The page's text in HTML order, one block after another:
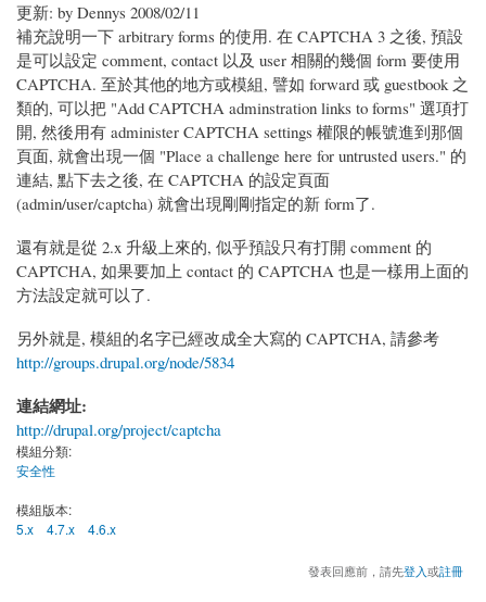
更新: by Dennys 2008/02/11
補充說明一下 arbitrary forms 的使用. 在 CAPTCHA 3 之後, 預設
是可以設定 comment, contact 以及 user 相關的幾個 form 要使用
CAPTCHA. 至於其他的地方或模組, 譬如 forward 或 guestbook 之
類的, 可以把 "Add CAPTCHA adminstration links to forms" 選項打
開, 然後用有 administer CAPTCHA settings 權限的帳號進到那個
頁面, 就會出現一個 "Place a challenge here for untrusted users." 的
連結, 點下去之後, 在 CAPTCHA 的設定頁面
(admin/user/captcha) 就會出現剛剛指定的新 form了.
還有就是從 2.x 升級上來的, 似乎預設只有打開 comment 的
CAPTCHA, 如果要加上 contact 的 CAPTCHA 也是一樣用上面的
方法設定就可以了.
另外就是, 模組的名字已經改成全大寫的 CAPTCHA, 請參考
http://groups.drupal.org/node/5834
連結網址:
http://drupal.org/project/captcha
模組分類:
安全性
模組版本:
5.x
4.7.x 4.6.x
發表回應前，請先登入或註冊